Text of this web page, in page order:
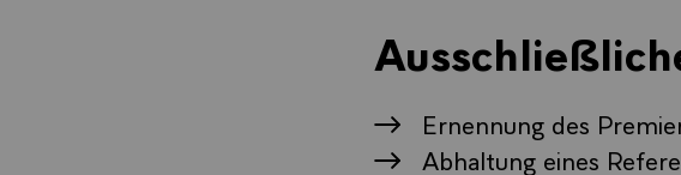
Ernennung des
Abhaltung eines